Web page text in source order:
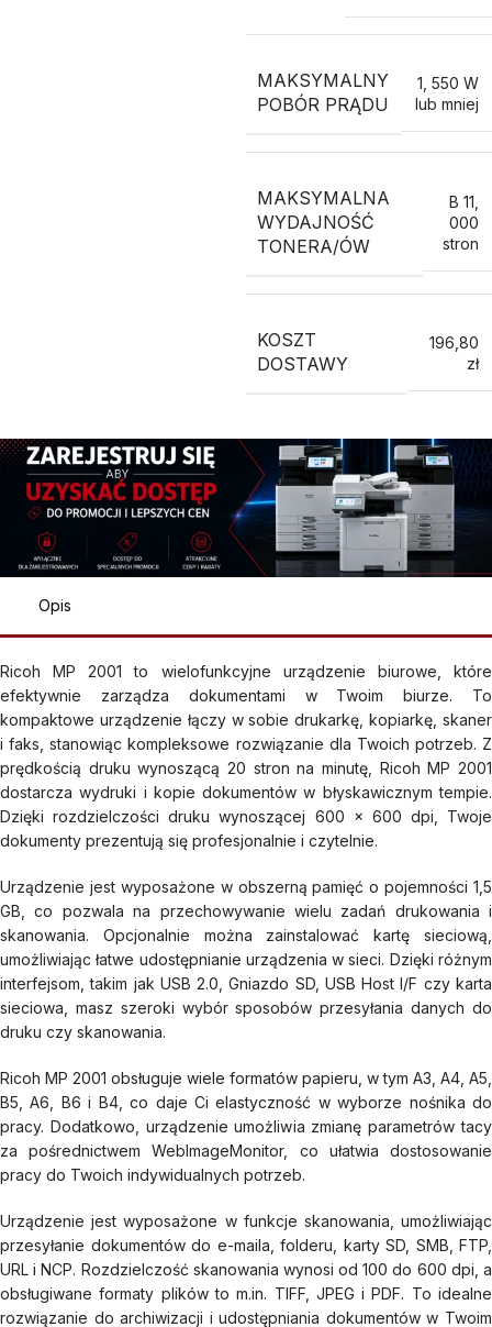
MAKSYMALNY
POBÓR PRĄDU
1 550 W
lub mniej
MAKSYMALNA
WYDAJNOŚĆ
TONERA/ÓW
B 11
000
stron
KOSZT
DOSTAWY
196,80
zł
Opis
Ricoh MP 2001 to wielofunkcyjne urządzenie biurowe, które
efektywnie zarządza dokumentami w Twoim biurze. To
kompaktowe urządzenie łączy w sobie drukarkę, kopiarkę, skaner
i faks, stanowiąc kompleksowe rozwiązanie dla Twoich potrzeb. Z
prędkością druku wynoszącą 20 stron na minutę, Ricoh MP 2001
dostarcza wydruki i kopie dokumentów w błyskawicznym tempie.
Dzięki rozdzielczości druku wynoszącej 600 x 600 dpi, Twoje
dokumenty prezentują się profesjonalnie i czytelnie.
Urządzenie jest wyposażone w obszerną pamięć o pojemności 1,5
GB, co pozwala na przechowywanie wielu zadań drukowania i
skanowania. Opcjonalnie można zainstalować kartę sieciową,
umożliwiając łatwe udostępnianie urządzenia w sieci. Dzięki różnym
interfejsom, takim jak USB 2.0, Gniazdo SD, USB Host I/F czy karta
sieciowa, masz szeroki wybór sposobów przesyłania danych do
druku czy skanowania.
Ricoh MP 2001 obsługuje wiele formatów papieru, w tym A3, A4, A5,
B5, A6, B6 i B4, co daje Ci elastyczność w wyborze nośnika do
pracy. Dodatkowo, urządzenie umożliwia zmianę parametrów tacy
za pośrednictwem WebImageMonitor, co ułatwia dostosowanie
pracy do Twoich indywidualnych potrzeb.
Urządzenie jest wyposażone w funkcje skanowania, umożliwiając
przesyłanie dokumentów do e-maila, folderu, karty SD, SMB, FTP,
URL i NCP. Rozdzielczość skanowania wynosi od 100 do 600 dpi, a
obsługiwane formaty plików to m.in. TIFF, JPEG i PDF. To idealne
rozwiązanie do archiwizacji i udostępniania dokumentów w Twoim